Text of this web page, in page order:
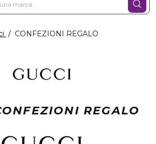
CONFEZIONI REGALO
REGALO